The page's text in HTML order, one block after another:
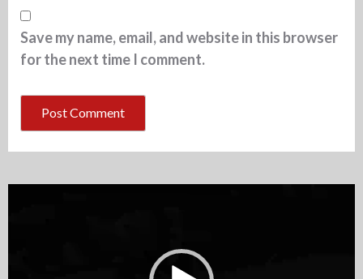
Save my name, email, and website in this browser
for the next time I comment.